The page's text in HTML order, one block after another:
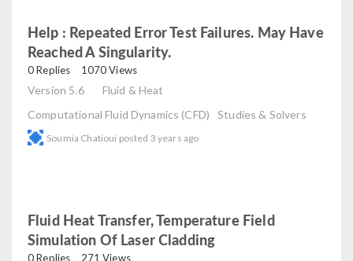
Help : Repeated Error Test Failures. May Have
Reached A Singularity.
0 Replies 1070 Views
Version 5.6
Fluid & Heat
Computational Fluid Dynamics (CFD)
Studies & Solvers
Soumia Chatioui posted 3 years ago
Fluid Heat Transfer, Temperature Field
Simulation Of Laser Cladding
0 Replies 271 Views